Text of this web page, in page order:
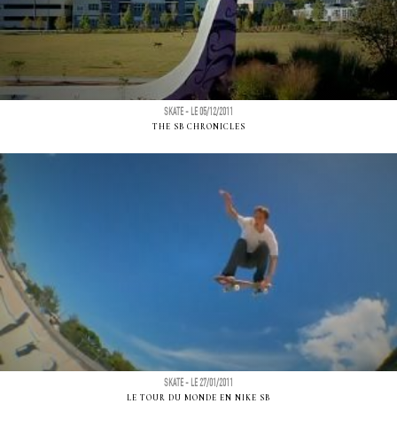
SKATE - LE 05/12/2011
THE SB CHRONICLES
SKATE - LE 27/01/2011
LE TOUR DU MONDE EN NIKE SB